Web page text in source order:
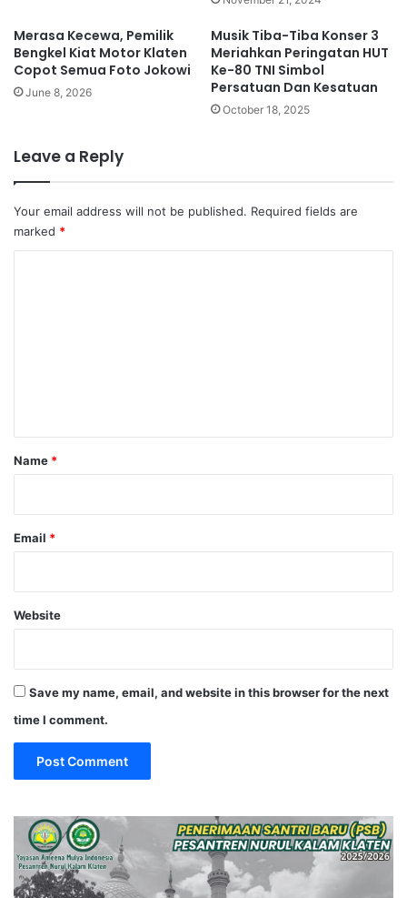
Merasa Kecewa, Pemilik
Bengkel Kiat Motor Klaten
Copot Semua Foto Jokowi
June 8, 2026
Musik Tiba-Tiba Konser 3
Meriahkan Peringatan HUT
Ke-80 TNI Simbol
Persatuan Dan Kesatuan
October 18, 2025
Leave a Reply
Your email address will not be published. Required fields are
marked *
Name *
Email *
Website
Save my name, email, and website in this browser for the next
time I comment.